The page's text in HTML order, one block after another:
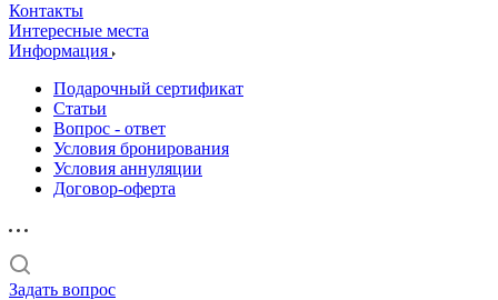
Контакты
Интересные места
Информация
Подарочный сертификат
Статьи
Вопрос - ответ
Условия бронирования
Условия аннуляции
Договор-оферта
Задать вопрос